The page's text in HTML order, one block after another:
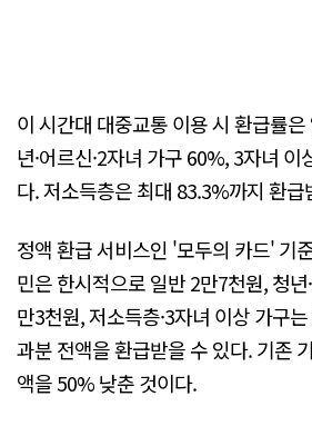
이 시간대 대중교통 이용 시 환급률
년·어르신·2자녀 가구 60%, 3자녀
다. 저소득층은 최대 83.3%까지 환급
정액 환급 서비스인 '모두의 카드' 기
민은 한시적으로 일반 2만7천원, 청년
만3천원, 저소득층·3자녀 이상 가구
과분 전액을 환급받을 수 있다. 기존
액을 50% 낮춘 것이다.